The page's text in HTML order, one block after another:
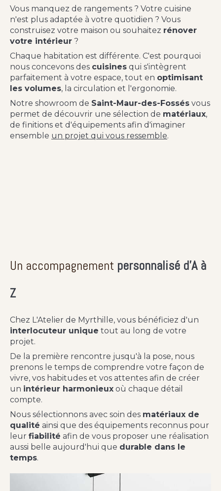
Vous manquez de rangements ? Votre cuisine
n'est plus adaptée à votre quotidien ? Vous
construisez votre maison ou souhaitez rénover
votre intérieur ?
Chaque habitation est différente. C'est pourquoi
nous concevons des cuisines qui s'intègrent
parfaitement à votre espace, tout en optimisant
les volumes, la circulation et l'ergonomie.
Notre showroom de Saint-Maur-des-Fossés vous
permet de découvrir une sélection de matériaux,
de finitions et d'équipements afin d'imaginer
ensemble un projet qui vous ressemble.
Un accompagnement personnalisé d'A à
Z
Chez L'Atelier de Myrthille, vous bénéficiez d'un
interlocuteur unique tout au long de votre
projet.
De la première rencontre jusqu'à la pose, nous
prenons le temps de comprendre votre façon de
vivre, vos habitudes et vos attentes afin de créer
un intérieur harmonieux où chaque détail
compte.
Nous sélectionnons avec soin des matériaux de
qualité ainsi que des équipements reconnus pour
leur fiabilité afin de vous proposer une réalisation
aussi belle aujourd'hui que durable dans le
temps.